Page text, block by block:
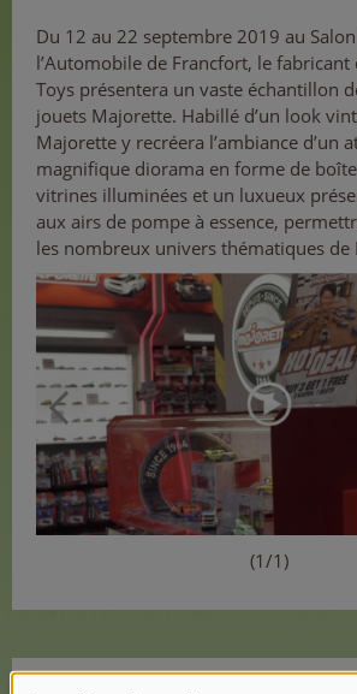
Du 12 au 22 septembre 2019 au
l’Automobile de Francfort, le fabricant
Toys présentera un vaste échantillon
jouets Majorette. Habillé d’un look
Majorette y recréera l’ambiance d’un
magnifique diorama en forme de
vitrines illuminées et un luxueux
aux airs de pompe à essence,
les nombreux univers thématiques de
(1/1)